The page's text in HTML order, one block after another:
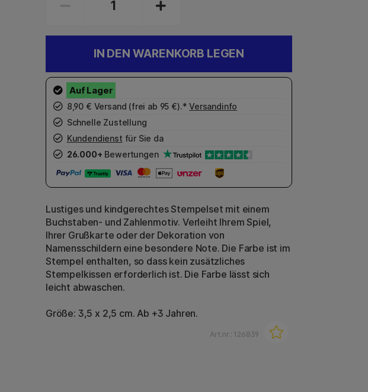
IN DEN WARENKORB LEGEN
8,90 € Versand (frei ab 95 €).*Versandinfo
Schnelle Zustellung
Kundendienst für Sie da
26.000+ Bewertungen
Lustiges und kindgerechtes Stempelset mit einem
Buchstaben- und Zahlenmotiv. Verleiht Ihrem Spiel,
Ihrer Grußkarte oder der Dekoration von
Namensschildern eine besondere Note. Die Farbe ist im
Stempel enthalten, so dass kein zusätzliches
Stempelkissen erforderlich ist. Die Farbe lässt sich
leicht abwaschen.
Größe: 3,5 x 2,5 cm. Ab +3 Jahren.
Art.nr.: 126839